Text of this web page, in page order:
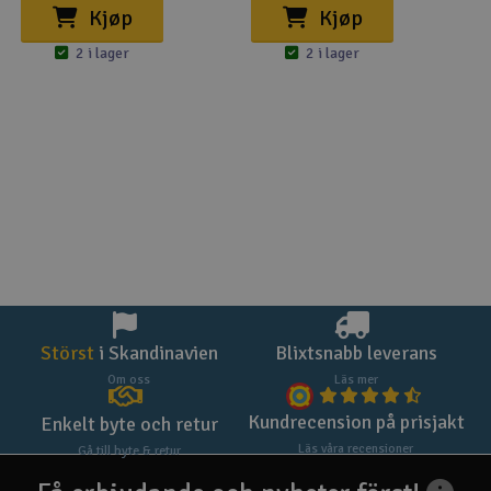
Kjøp
2 i lager
Kjøp
2 i lager
Störst i Skandinavien
Om oss
Blixtsnabb leverans
Läs mer
Enkelt byte och retur
Gå till byte & retur
Kundrecension på prisjakt
Läs våra recensioner